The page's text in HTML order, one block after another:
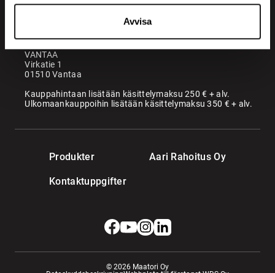
Avvisa
Produkter Aari Rahoitus Oy
Kontaktuppgifter
Kontor
VANTAA
Virkatie 1
01510 Vantaa
Kauppahintaan lisätään käsittelymaksu 250 € + alv.
Ulkomaankauppoihin lisätään käsittelymaksu 350 € + alv.
© 2026 Maatori Oy